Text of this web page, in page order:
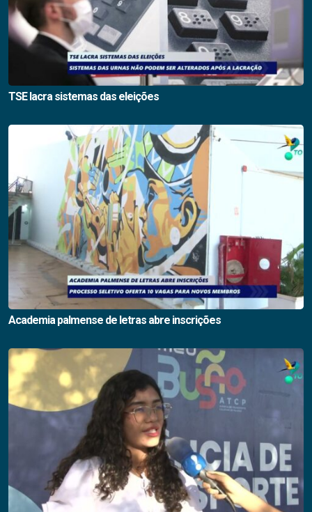
TSE lacra sistemas das eleições
Academia palmense de letras abre inscrições